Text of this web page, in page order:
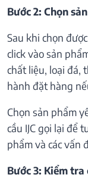
Bước 2: Chọn
Sau khi chọn
click vào sản
chất liệu, loại đá,
hành đặt hàng
Chọn sản phẩm
cầu IJC gọi lại để
phẩm và các vấn
Bước 3: Kiểm